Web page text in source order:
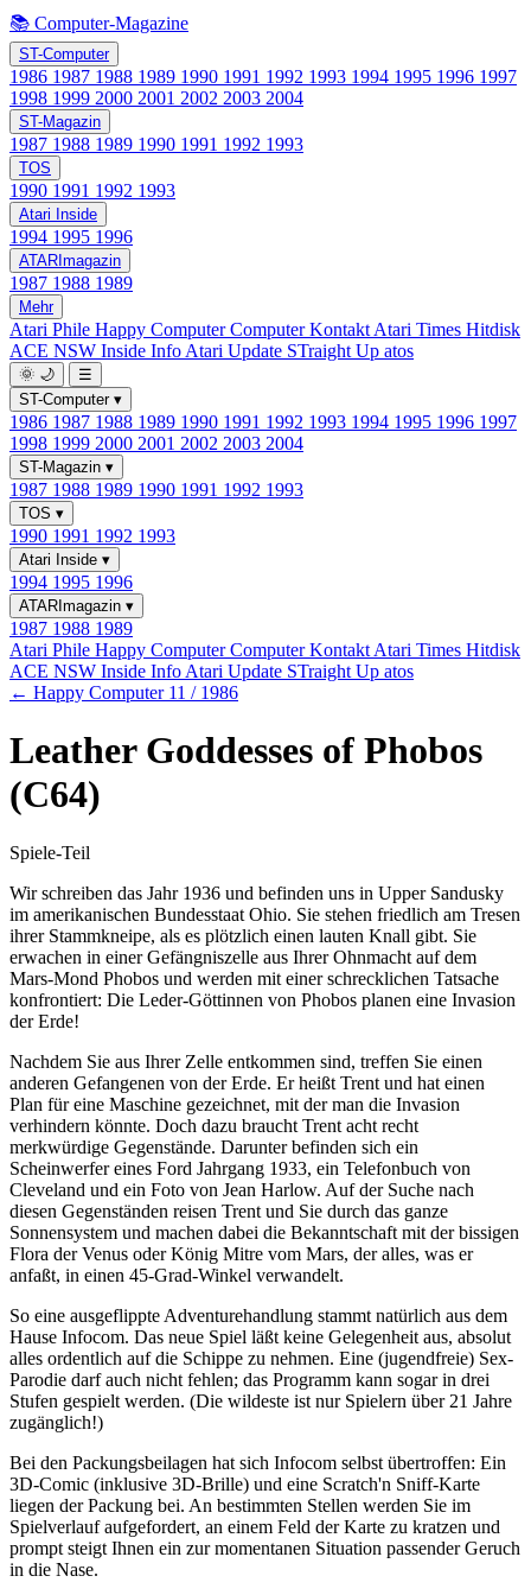
📚 Computer-Magazine
ST-Computer
1986 1987 1988 1989 1990 1991 1992 1993 1994 1995 1996 1997
1998 1999 2000 2001 2002 2003 2004
ST-Magazin
1987 1988 1989 1990 1991 1992 1993
TOS
1990 1991 1992 1993
Atari Inside
1994 1995 1996
ATARImagazin
1987 1988 1989
Mehr
Atari Phile Happy ComputerComputer Kontakt Atari Times Hitdisk
ACE NSW Inside Info Atari Update STraight Up atos
🌞 🌙
☰
ST-Computer ▾
1986 1987 1988 1989 1990 1991 1992 1993 1994 1995 1996 1997
1998 1999 2000 2001 2002 2003 2004
ST-Magazin ▾
1987 1988 1989 1990 1991 1992 1993
TOS ▾
1990 1991 1992 1993
Atari Inside ▾
1994 1995 1996
ATARImagazin ▾
1987 1988 1989
Atari Phile Happy ComputerComputer Kontakt Atari Times Hitdisk
ACE NSW Inside Info Atari Update STraight Up atos
← Happy Computer 11 / 1986
Leather Goddesses of Phobos
(C64)
Spiele-Teil
Wir schreiben das Jahr 1936 und befinden uns in Upper Sandusky
im amerikanischen Bundesstaat Ohio. Sie stehen friedlich am Tresen
ihrer Stammkneipe, als es plötzlich einen lauten Knall gibt. Sie
erwachen in einer Gefängniszelle aus Ihrer Ohnmacht auf dem
Mars-Mond Phobos und werden mit einer schrecklichen Tatsache
konfrontiert: Die Leder-Göttinnen von Phobos planen eine Invasion
der Erde!
Nachdem Sie aus Ihrer Zelle entkommen sind, treffen Sie einen
anderen Gefangenen von der Erde. Er heißt Trent und hat einen
Plan für eine Maschine gezeichnet, mit der man die Invasion
verhindern könnte. Doch dazu braucht Trent acht recht
merkwürdige Gegenstände. Darunter befinden sich ein
Scheinwerfer eines Ford Jahrgang 1933, ein Telefonbuch von
Cleveland und ein Foto von Jean Harlow. Auf der Suche nach
diesen Gegenständen reisen Trent und Sie durch das ganze
Sonnensystem und machen dabei die Bekanntschaft mit der bissigen
Flora der Venus oder König Mitre vom Mars, der alles, was er
anfaßt, in einen 45-Grad-Winkel verwandelt.
So eine ausgeflippte Adventurehandlung stammt natürlich aus dem
Hause Infocom. Das neue Spiel läßt keine Gelegenheit aus, absolut
alles ordentlich auf die Schippe zu nehmen. Eine (jugendfreie) Sex-
Parodie darf auch nicht fehlen; das Programm kann sogar in drei
Stufen gespielt werden. (Die wildeste ist nur Spielern über 21 Jahre
zugänglich!)
Bei den Packungsbeilagen hat sich Infocom selbst übertroffen: Ein
3D-Comic (inklusive 3D-Brille) und eine Scratch'n Sniff-Karte
liegen der Packung bei. An bestimmten Stellen werden Sie im
Spielverlauf aufgefordert, an einem Feld der Karte zu kratzen und
prompt steigt Ihnen ein zur momentanen Situation passender Geruch
in die Nase.